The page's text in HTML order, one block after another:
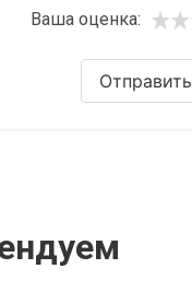
Ваша оценка:
Отправить